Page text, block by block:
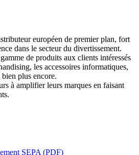
européen de premier plan, fort
dans le secteur du divertissement.
de produits aux clients intéressés
les accessoires informatiques,
plus encore.
à amplifier leurs marques en faisant
SEPA (PDF)